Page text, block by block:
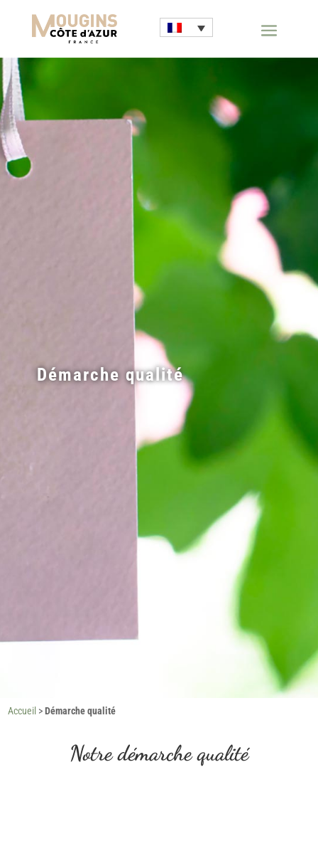
Démarche qualité
Accueil >Démarche qualité
Notre démarche qualité